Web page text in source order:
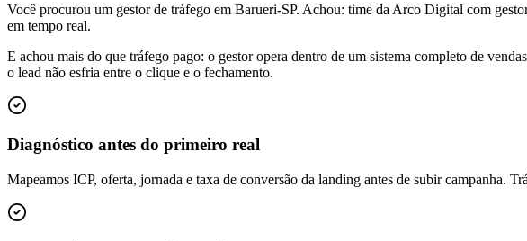
Você procurou um gestor de tráfego em Barueri-SP. Achou: time da Arco Digital com
em tempo real.
E achou mais do que tráfego pago: o gestor opera dentro de um sistema completo de
o lead não esfria entre o clique e o fechamento.
Diagnóstico antes do primeiro real
Mapeamos ICP, oferta, jornada e taxa de conversão da landing antes de subir campanha.